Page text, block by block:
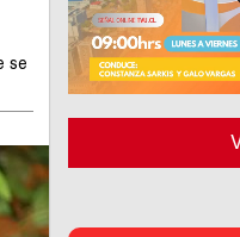
se